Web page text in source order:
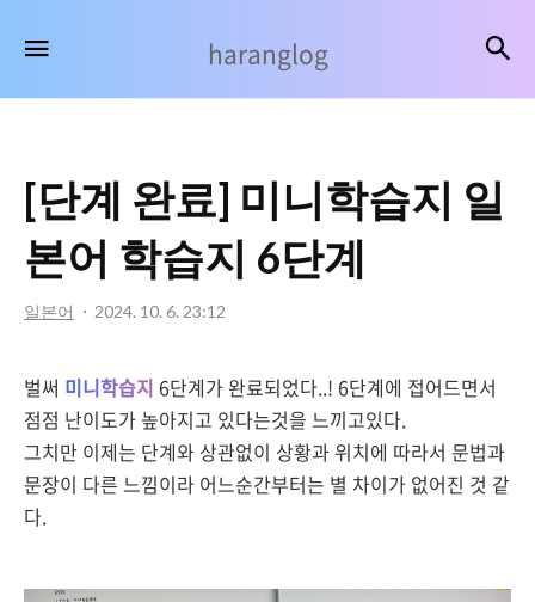
haranglog
[단계 완료] 미니학습지 일
본어 학습지 6단계
일본어 2024. 10. 6. 23:12
벌써 미니학습지 6단계가 완료되었다..! 6단계에 접어드면서
점점 난이도가 높아지고 있다는것을 느끼고있다.
그치만 이제는 단계와 상관없이 상황과 위치에 따라서 문법과
문장이 다른 느낌이라 어느순간부터는 별 차이가 없어진 것 같
다.